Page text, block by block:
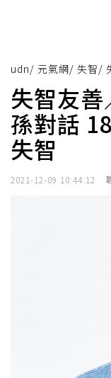
udn/ 元氣網/ 失智/
失智友
孫對話
失智
2021-12-09 10:44:12